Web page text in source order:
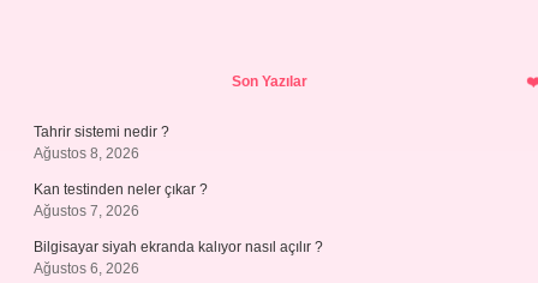
Son Yazılar
Tahrir sistemi nedir ?
Ağustos 8, 2026
Kan testinden neler çıkar ?
Ağustos 7, 2026
Bilgisayar siyah ekranda kalıyor nasıl açılır ?
Ağustos 6, 2026